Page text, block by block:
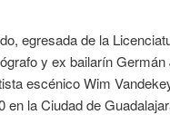
egresada de la
y ex bailarín
escénico Wim
en la Ciudad de